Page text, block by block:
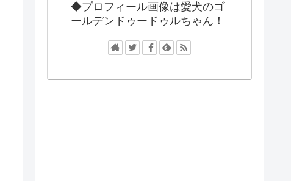
◆プロフィール画像は愛犬のゴ
ールデンドゥードゥルちゃん！